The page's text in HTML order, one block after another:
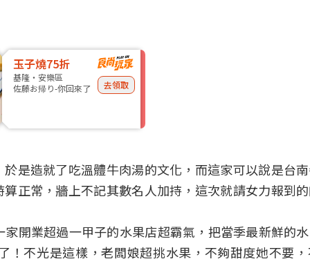
玉子燒75折
基隆・安樂區
佐藤お帰り-你回來了
去領取
是造就了吃溫體牛肉湯的文化，而這家可以說是台
正常，牆上不記其數名人加持，這次就請女力報到
開業超過一甲子的水果店超霸氣，把當季最新鮮的
！不光是這樣，老闆娘超挑水果，不夠甜度她不要